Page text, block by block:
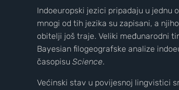
Indoeuropski jezici pripadaju u jednu
mnogi od tih jezika su zapisani, a
obitelji još traje. Veliki međunarodni
Bayesian filogeografske analize
časopisu Science.
Većinski stav u povijesnoj lingvistici